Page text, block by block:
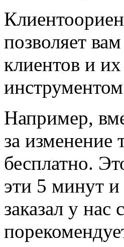
позволяет
клиентов и
Например,
за изменение
бесплатно.
эти 5 минут и
заказал у